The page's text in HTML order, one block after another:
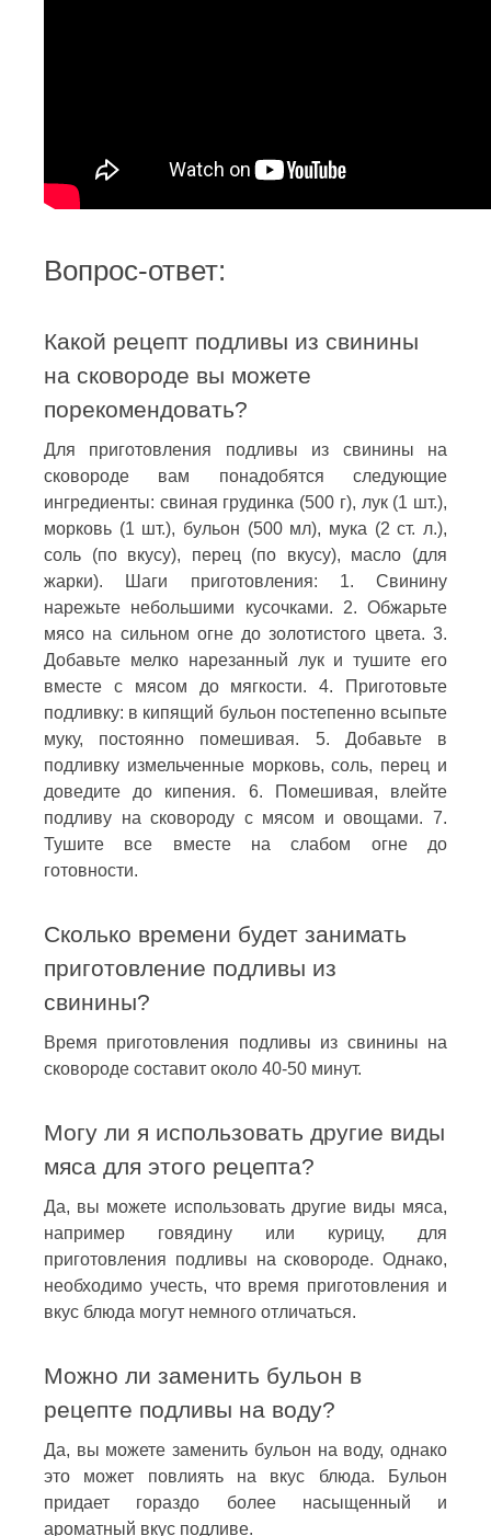
Вопрос-ответ:
Какой рецепт подливы из свинины
на сковороде вы можете
порекомендовать?
Для приготовления подливы из свинины на
сковороде вам понадобятся следующие
ингредиенты: свиная грудинка (500 г), лук (1 шт.),
морковь (1 шт.), бульон (500 мл), мука (2 ст. л.),
соль (по вкусу), перец (по вкусу), масло (для
жарки). Шаги приготовления: 1. Свинину
нарежьте небольшими кусочками. 2. Обжарьте
мясо на сильном огне до золотистого цвета. 3.
Добавьте мелко нарезанный лук и тушите его
вместе с мясом до мягкости. 4. Приготовьте
подливку: в кипящий бульон постепенно всыпьте
муку, постоянно помешивая. 5. Добавьте в
подливку измельченные морковь, соль, перец и
доведите до кипения. 6. Помешивая, влейте
подливу на сковороду с мясом и овощами. 7.
Тушите все вместе на слабом огне до
готовности.
Сколько времени будет занимать
приготовление подливы из
свинины?
Время приготовления подливы из свинины на
сковороде составит около 40-50 минут.
Могу ли я использовать другие виды
мяса для этого рецепта?
Да, вы можете использовать другие виды мяса,
например говядину или курицу, для
приготовления подливы на сковороде. Однако,
необходимо учесть, что время приготовления и
вкус блюда могут немного отличаться.
Можно ли заменить бульон в
рецепте подливы на воду?
Да, вы можете заменить бульон на воду, однако
это может повлиять на вкус блюда. Бульон
придает гораздо более насыщенный и
ароматный вкус подливе.